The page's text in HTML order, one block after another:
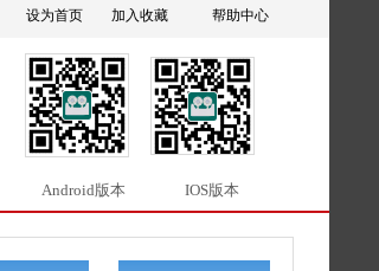
设为首页 加入收藏 帮助中心
IOS版本
Android版本